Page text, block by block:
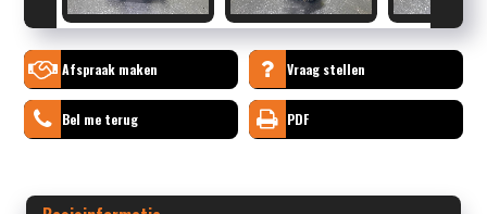
Afspraak maken Vraag stellen
Bel me terug PDF